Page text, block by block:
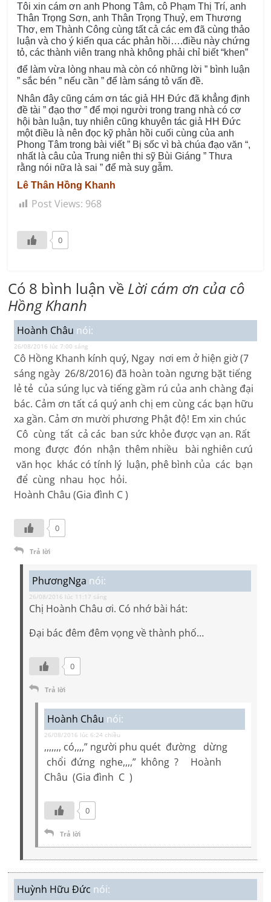
Tôi xin cám ơn anh Phong Tâm, cô Phạm Thị Trí, anh
Thân Trọng Sơn, anh Thân Trọng Thuỷ, em Thương
Thơ, em Thành Công cùng tất cả các em đã cùng thảo
luận và cho ý kiến qua các phản hồi….điều này chứng
tỏ, các thành viên trang nhà không phải chỉ biết “khen”
để làm vừa lòng nhau mà còn có những lời ” bình luận
” sắc bén ” nếu cần ” để làm sáng tỏ vấn đề.
Nhân đây cũng cám ơn tác giả HH Đức đã khẳng định
đề tài ” đạo thơ ” để mọi người trong trang nhà có cơ
hội bàn luận, tuy nhiên cũng khuyên tác giả HH Đức
một điều là nên đọc kỹ phản hồi cuối cùng của anh
Phong Tâm trong bài viết ” Bị sốc vì bà chúa đạo văn “,
nhất là câu của Trung niên thi sỹ Bùi Giáng ” Thưa
rằng nói nữa là sai ” để mà suy gẫm.
Lê Thân Hồng Khanh
Post Views: 968
0
Có 8 bình luận về Lời cám ơn của cô
Hồng Khanh
Hoành Châu nói:
26/08/2016 lúc 7:00 sáng
Cô Hồng Khanh kính quý, Ngay nơi em ở hiện giờ (7
sáng ngày 26/8/2016) đã hoàn toàn ngưng bặt tiếng
lẻ tẻ của súng lục và tiếng gầm rú của anh chàng đại
bác. Cảm ơn tất cá quý anh chị em cùng các bạn hữu
xa gần. Cảm ơn mười phương Phật độ! Em xin chúc
Cô cùng tất cả các ban sức khỏe được vạn an. Rất
mong được đón nhận thêm nhiều bài nghiên cưú
văn học khác có tính lý luận, phê bình của các bạn
để cùng nhau học hỏi.
Hoành Châu (Gia đình C )
0
Trả lời
PhươngNga nói:
26/08/2016 lúc 11:17 sáng
Chị Hoành Châu ơi. Có nhớ bài hát:
Đại bác đêm đêm vọng về thành phố…
0
Trả lời
Hoành Châu nói:
26/08/2016 lúc 6:24 chiều
,,,,,,, có,,,,” người phu quét đường dừng
chổi đứng nghe,,,,” không ? Hoành
Châu (Gia đình C )
0
Trả lời
Huỳnh Hữu Đức nói: